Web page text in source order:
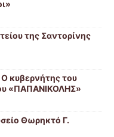
της Σαντορίνης
Ο κυβερνήτης του
«ΠΑΠΑΝΙΚΟΛΗΣ»
Θωρηκτό Γ.